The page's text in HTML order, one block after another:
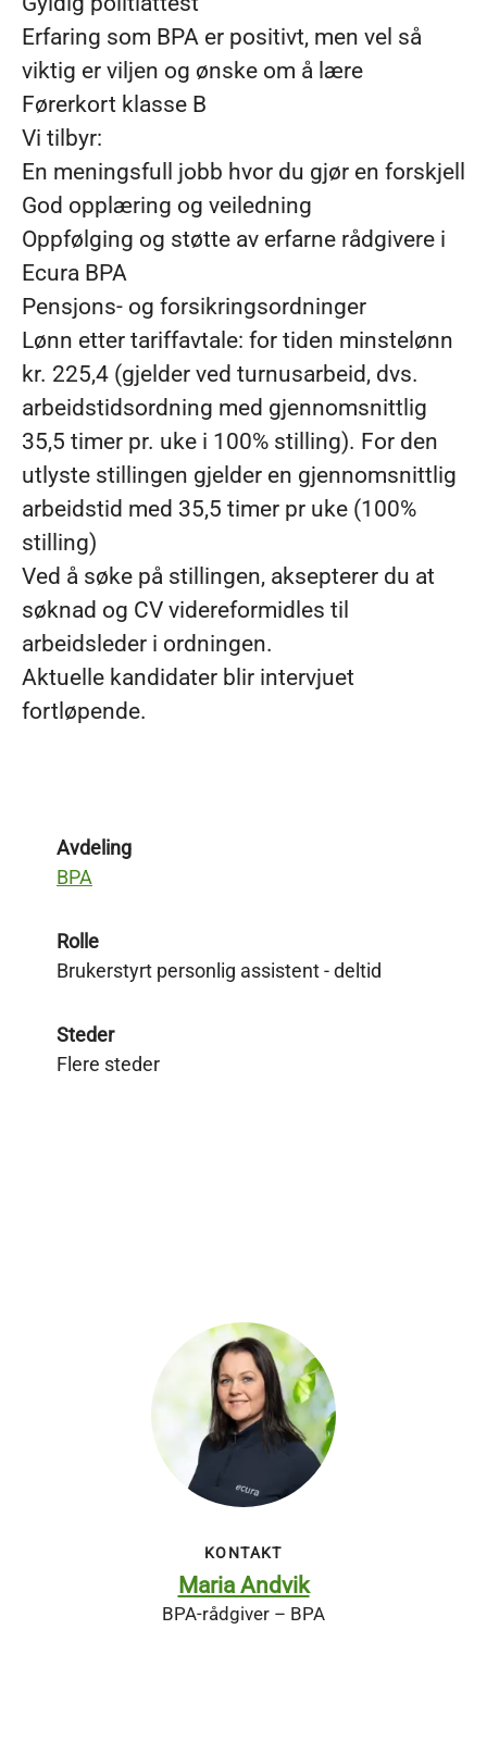
Erfaring som BPA er positivt, men vel så
viktig er viljen og ønske om å lære
Førerkort klasse B
Vi tilbyr:
En meningsfull jobb hvor du gjør en forskjell
God opplæring og veiledning
Oppfølging og støtte av erfarne rådgivere i
Ecura BPA
Pensjons- og forsikringsordninger
Lønn etter tariffavtale: for tiden minstelønn
kr. 225,4 (gjelder ved turnusarbeid, dvs.
arbeidstidsordning med gjennomsnittlig
35,5 timer pr. uke i 100% stilling). For den
utlyste stillingen gjelder en gjennomsnittlig
arbeidstid med 35,5 timer pr uke (100%
stilling)
Ved å søke på stillingen, aksepterer du at
søknad og CV videreformidles til
arbeidsleder i ordningen.
Aktuelle kandidater blir intervjuet
fortløpende.
Avdeling
BPA
Rolle
Brukerstyrt personlig assistent - deltid
Steder
Flere steder
KONTAKT
Maria Andvik
BPA-rådgiver – BPA